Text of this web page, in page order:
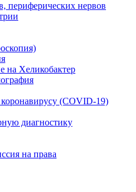
периферических нервов
на Хеликобактер
коронавирусу (COVID-19)
диагностику
на права